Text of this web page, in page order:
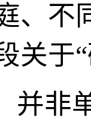
、不
关于
并非